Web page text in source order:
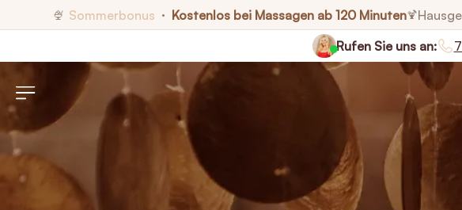
🍨 Sommerbonus • Kostenlos bei Massagen ab 120 Minuten🍹
Rufen Sie uns an: